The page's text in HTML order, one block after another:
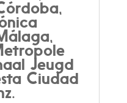
Jeugd
Ciudad